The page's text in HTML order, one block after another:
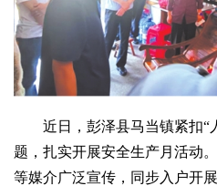
近日，彭泽县马当镇紧扣“
题，扎实开展安全生产月活动
等媒介广泛宣传，同步入户开